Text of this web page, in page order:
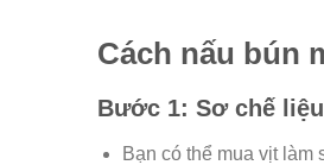
Cách nấu bún
Bước 1: Sơ chế
Bạn có thể mua vịt